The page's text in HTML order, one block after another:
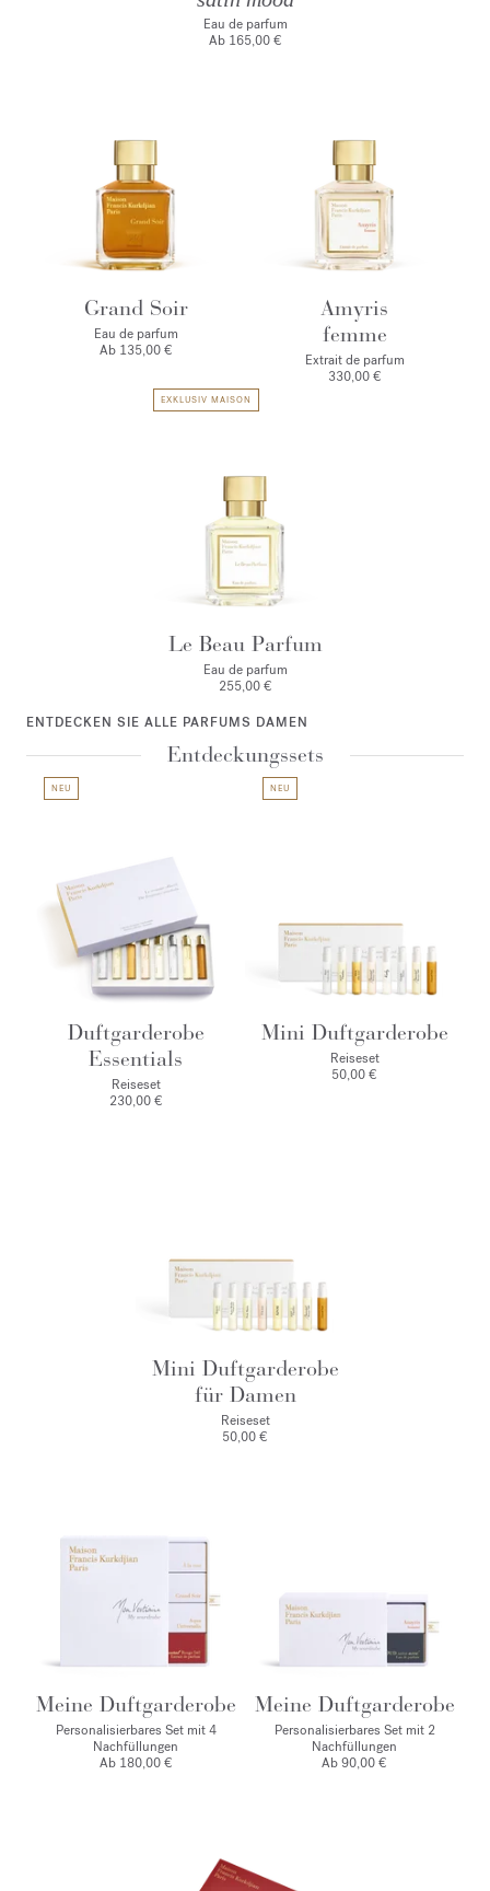
Eau de parfum
Ab 165,00 €
Grand Soir
Eau de parfum
Ab 135,00 €
Amyris
femme
Extrait de parfum
330,00 €
EXKLUSIV MAISON
Le Beau Parfum
Eau de parfum
255,00 €
ENTDECKEN SIE ALLE PARFUMS DAMEN
Entdeckungssets
NEU
Duftgarderobe
Essentials
Reiseset
230,00 €
NEU
Mini Duftgarderobe
Reiseset
50,00 €
Mini Duftgarderobe
für Damen
Reiseset
50,00 €
Meine Duftgarderobe
Personalisierbares Set mit 4
Nachfüllungen
Ab 180,00 €
Meine Duftgarderobe
Personalisierbares Set mit 2
Nachfüllungen
Ab 90,00 €